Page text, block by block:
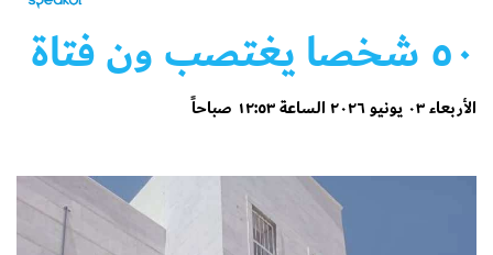
٥٠ شخصا يغتصب ون فتاة
الأربعاء ٠٣ يونيو ٢٠٢٦ الساعة ١٢:٥٣ صباحاً